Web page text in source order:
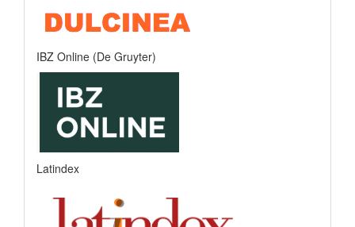
IBZ Online (De Gruyter)
Latindex